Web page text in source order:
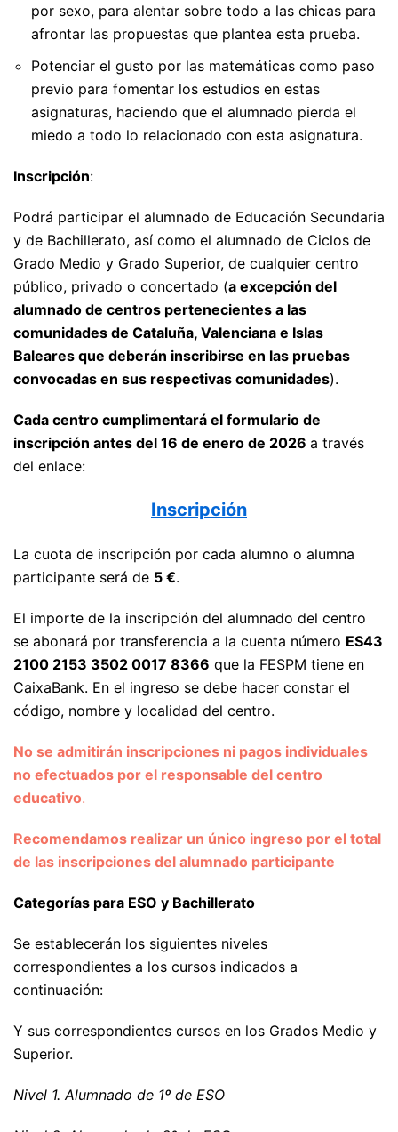
por sexo, para alentar sobre todo a las chicas para
afrontar las propuestas que plantea esta prueba.
Potenciar el gusto por las matemáticas como paso
previo para fomentar los estudios en estas
asignaturas, haciendo que el alumnado pierda el
miedo a todo lo relacionado con esta asignatura.
Inscripción:
Podrá participar el alumnado de Educación Secundaria
y de Bachillerato, así como el alumnado de Ciclos de
Grado Medio y Grado Superior, de cualquier centro
público, privado o concertado (a excepción del
alumnado de centros pertenecientes a las
comunidades de Cataluña, Valenciana e Islas
Baleares que deberán inscribirse en las pruebas
convocadas en sus respectivas comunidades).
Cada centro cumplimentará el formulario de
inscripción antes del 16 de enero de 2026 a través
del enlace:
Inscripción
La cuota de inscripción por cada alumno o alumna
participante será de 5 €.
El importe de la inscripción del alumnado del centro
se abonará por transferencia a la cuenta número ES43
2100 2153 3502 0017 8366 que la FESPM tiene en
CaixaBank. En el ingreso se debe hacer constar el
código, nombre y localidad del centro.
No se admitirán inscripciones ni pagos individuales
no efectuados por el responsable del centro
educativo.
Recomendamos realizar un único ingreso por el total
de las inscripciones del alumnado participante
Categorías para ESO y Bachillerato
Se establecerán los siguientes niveles
correspondientes a los cursos indicados a
continuación:
Y sus correspondientes cursos en los Grados Medio y
Superior.
Nivel 1. Alumnado de 1º de ESO